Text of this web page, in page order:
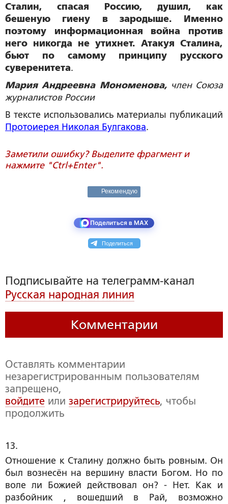
Сталин, спасая Россию, душил, как
бешеную гиену в зародыше. Именно
поэтому информационная война против
него никогда не утихнет. Атакуя Сталина,
бьют по самому принципу русского
суверенитета.
Мария Андреевна Мономенова, член Союза
журналистов России
В тексте использовались материалы публикаций
Протоиерея Николая Булгакова.
Заметили ошибку? Выделите фрагмент и
нажмите "Ctrl+Enter".
Рекомендую
Поделиться в MAX
Поделиться
Подписывайте на телеграмм-канал
Русская народная линия
Комментарии
Оставлять комментарии
незарегистрированным пользователям
запрещено,
войдите или зарегистрируйтесь, чтобы
продолжить
13.
Отношение к Сталину должно быть ровным. Он
был вознесён на вершину власти Богом. Но по
воле ли Божией действовал он? - Нет. Как и
разбойник , вошедший в Рай, возможно